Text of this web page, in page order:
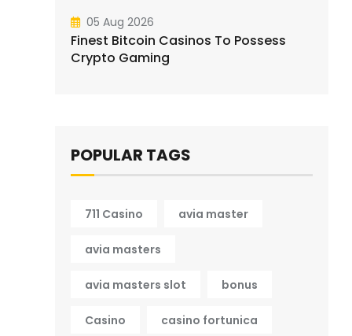
05 Aug 2026
Finest Bitcoin Casinos To Possess
Crypto Gaming
POPULAR TAGS
711 Casino avia master
avia masters
avia masters slot bonus
Casino casino fortunica